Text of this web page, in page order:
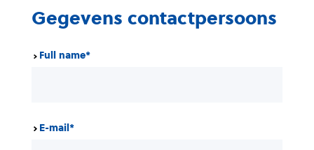
Gegevens contactpersoons
Full name*
E-mail*